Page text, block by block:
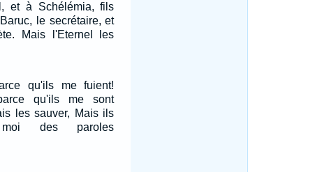
et à Schélémia, fils
le secrétaire, et
Mais l'Eternel les
qu'ils me fuient!
qu'ils me sont
les sauver, Mais ils
des paroles